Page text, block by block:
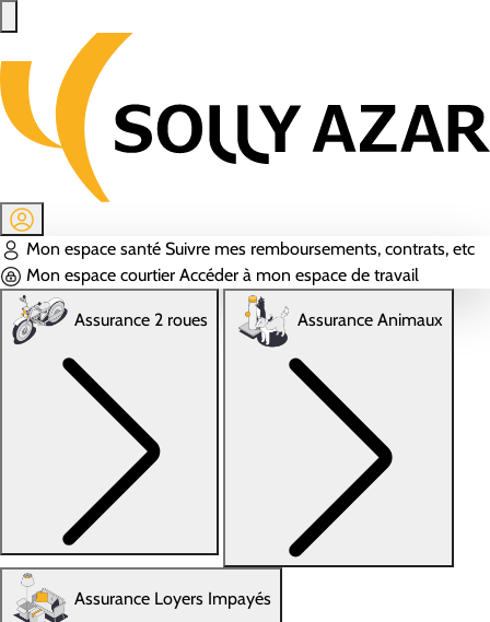
Mon espace santé Suivre mes remboursements, contrats, etc
Mon espace courtier Accéder à mon espace de travail
Assurance 2 roues Assurance Animaux
Assurance Loyers Impayés